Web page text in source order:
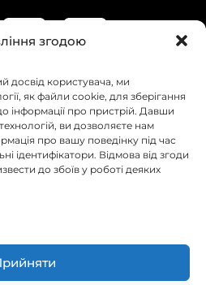
згодою
досвід користувача, ми
як файли cookie, для зберігання
інформації про пристрій. Давши
ви дозволяєте нам
про вашу поведінку під час
ідентифікатори. Відмова від згоди
до збоїв у роботі деяких
358-82-72
просп. Перемоги 105